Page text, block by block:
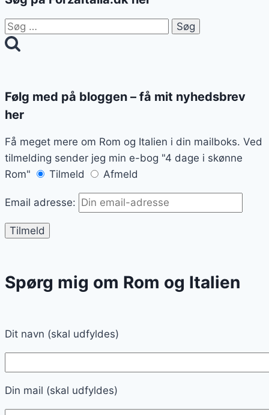
Søg
efter:
Følg med på bloggen – få mit nyhedsbrev
her
Få meget mere om Rom og Italien i din mailboks. Ved
tilmelding sender jeg min e-bog "4 dage i skønne
Rom"
Tilmeld Afmeld
Email adresse:
Spørg mig om Rom og Italien
Dit navn (skal udfyldes)
Din mail (skal udfyldes)